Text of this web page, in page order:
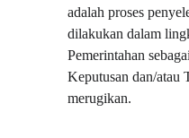
adalah proses
dilakukan dalam
Pemerintahan
Keputusan dan/atau
merugikan.